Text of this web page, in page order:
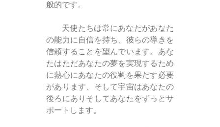
般的です。
天使たちは常にあなたがあなた
の能力に自信を持ち、彼らの導きを
信頼することを望んでいます。あな
たはただあなたの夢を実現するため
に熱心にあなたの役割を果たす必要
があります、そして宇宙はあなたの
後ろにありそしてあなたをずっとサ
ポートします。